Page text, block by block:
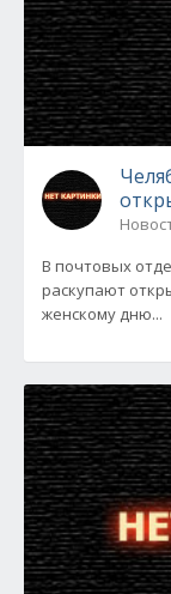
В почтовых
раскупают
женскому дню...